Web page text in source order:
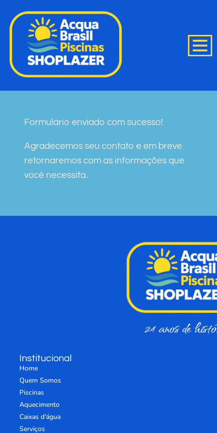
Formulário enviado com sucesso!
Agradecemos seu contato e em breve
retornaremos com as informações que
você necessita.
24 anos de
Institucional
Home
Quem Somos
Piscinas
Aquecimento
Caixas d'água
Serviços